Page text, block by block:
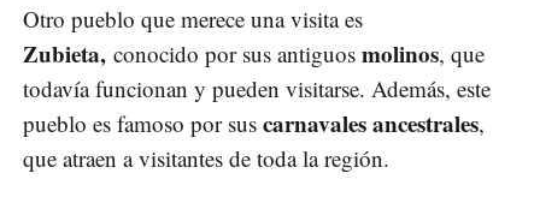
Otro pueblo que merece una visita es
Zubieta, conocido por sus antiguos molinos, que
todavía funcionan y pueden visitarse. Además, este
pueblo es famoso por sus carnavales ancestrales,
que atraen a visitantes de toda la región.